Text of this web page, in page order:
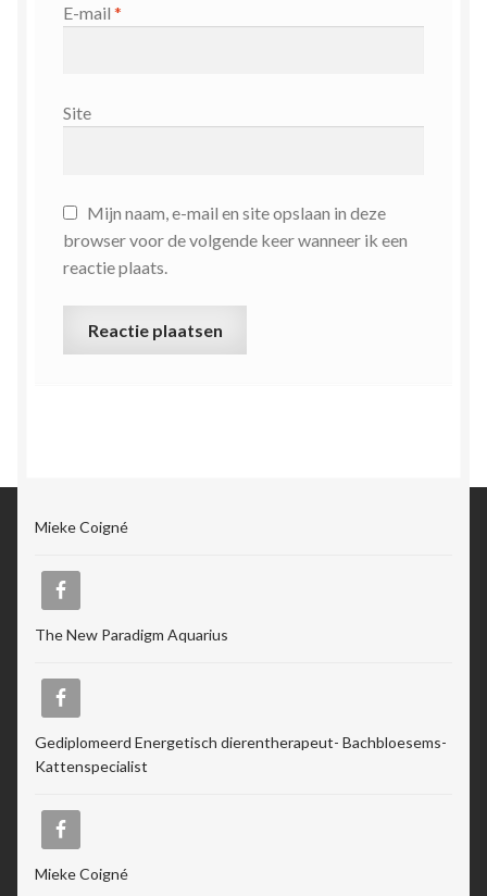
E-mail *
Site
Mijn naam, e-mail en site opslaan in deze
browser voor de volgende keer wanneer ik een
reactie plaats.
Mieke Coigné
The New Paradigm Aquarius
Gediplomeerd Energetisch dierentherapeut- Bachbloesems-
Kattenspecialist
Mieke Coigné